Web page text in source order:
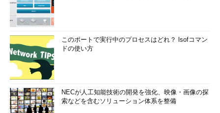
このポートで実行中のプロセスはどれ？ lsofコマン
ドの使い方
NECが人工知能技術の開発を強化、映像・画像の探
索などを含むソリューション体系を整備